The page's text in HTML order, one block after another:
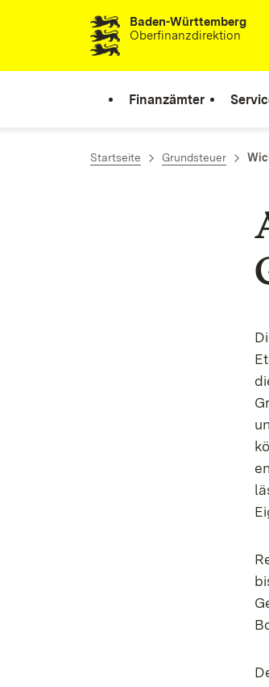
Zum Inhalt springenBaden-Württemberg
Oberfinanzdirektion
Finanzämter
Startseite Grundsteuer